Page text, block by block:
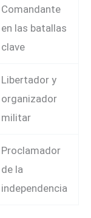
Comandante
en las batallas
clave
Libertador y
organizador
militar
Proclamador
de la
independencia